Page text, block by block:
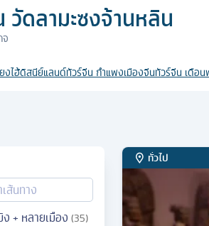
วัดลามะซงจ้านหลิน
จ
วข้อง
งไฮ้ดิสนีย์แลนด์ทัวร์จีน กำแพงเมืองจีนทัวร์จีน เดือ
+ หลายเมือง 35
ทั่วไป